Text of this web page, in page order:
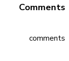
Comments
comments